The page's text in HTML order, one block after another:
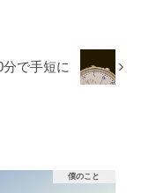
分で手短に
僕のこと